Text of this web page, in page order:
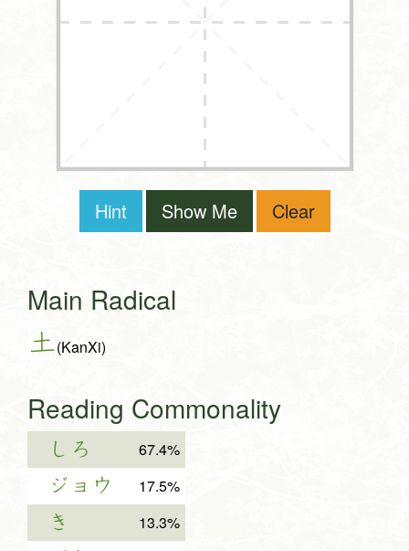
Hint Show Me Clear
Main Radical
土(KanXi)
Reading Commonality
しろ 67.4%
ジョウ 17.5%
き 13.3%